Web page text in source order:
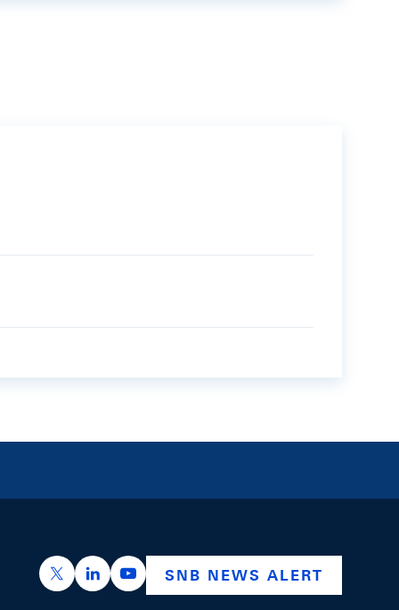
https://x.com/snb_bns
https://ch.linkedin.com/company/swiss-
https://www.youtube.com/
SNB NEWS ALERT